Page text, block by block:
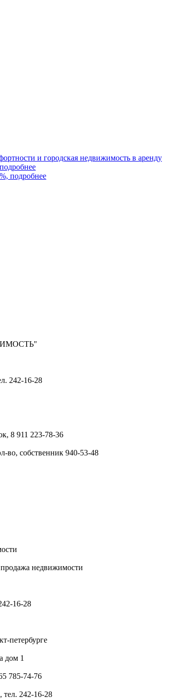
и городская недвижимость в аренду
подробнее
242-16-28
8 911 223-78-36
во, собственник 940-53-48
продажа недвижимости
16-28
петербурге
дом 1
785-74-76
тел. 242-16-28